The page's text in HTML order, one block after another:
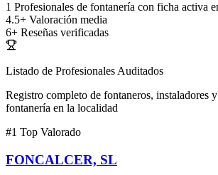
1 Profesionales de fontanería con ficha activa
4.5+ Valoración media
6+ Reseñas verificadas
Listado de Profesionales Auditados
Registro completo de fontaneros, instaladores
fontanería en la localidad
#1 Top Valorado
FONCALCER, SL